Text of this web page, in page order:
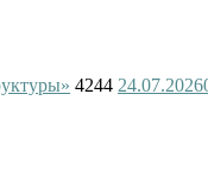
4244 24.07.2026